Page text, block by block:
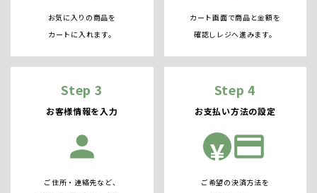
お気に入りの商品を
カートに入れます。
カート画面で商品と金額を
確認しレジへ進みます。
Step 3
お客様情報を入力
person
ご住所・連絡先など、
Step 4
お支払い方法の設定
¥ credit_card
ご希望の決済方法を